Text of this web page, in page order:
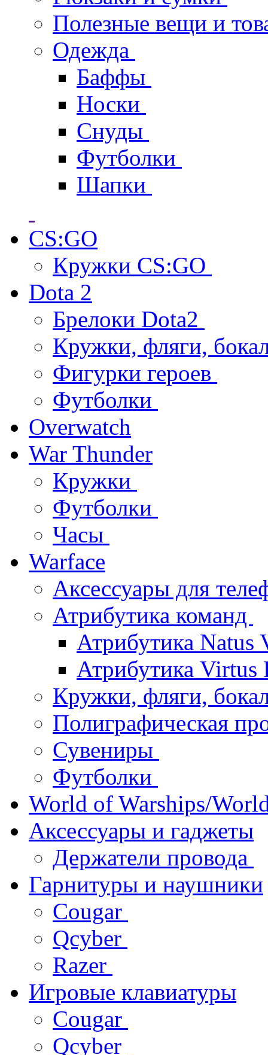
Полезные вещи и
Одежда
Баффы
Носки
Снуды
Футболки
Шапки
CS:GO
Кружки CS:GO
Dota 2
Брелоки Dota2
Кружки, фляги,
Фигурки героев
Футболки
Overwatch
War Thunder
Кружки
Футболки
Часы
Warface
Аксессуары для
Атрибутика команд
Атрибутика Natus
Атрибутика Virtus
Кружки, фляги,
Полиграфическая
Сувениры
Футболки
World of Warships/
Аксессуары и гаджеты
Держатели провода
Гарнитуры и наушники
Cougar
Qcyber
Razer
Игровые клавиатуры
Cougar
Qcyber